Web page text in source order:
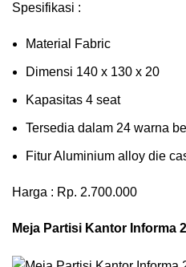
Spesifikasi :
Material Fabric
Dimensi 140 x 130 x 20
Kapasitas 4 seat
Tersedia dalam 24 warna
Fitur Aluminium alloy die
Harga : Rp. 2.700.000
Meja Partisi Kantor Informa